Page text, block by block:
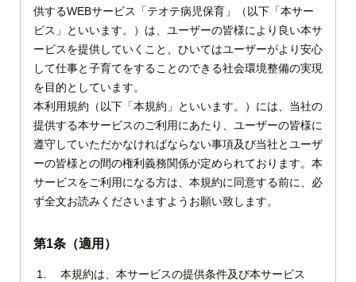
供するWEBサービス「テオテ病児保育」（以下「本サー
ビス」といいます。）は、ユーザーの皆様により良い本サ
ービスを提供していくこと、ひいてはユーザーがより安心
して仕事と子育てをすることのできる社会環境整備の実現
を目的としています。
本利用規約（以下「本規約」といいます。）には、当社の
提供する本サービスのご利用にあたり、ユーザーの皆様に
遵守していただかなければならない事項及び当社とユーザ
ーの皆様との間の権利義務関係が定められております。本
サービスをご利用になる方は、本規約に同意する前に、必
ず全文お読みくださいますようお願い致します。
（適用）
本規約は、本サービスの提供条件及び本サービス